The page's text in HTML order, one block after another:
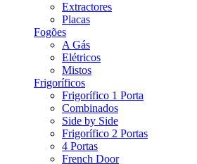
Extractores
Placas
Fogões
A Gás
Elétricos
Mistos
Frigoríficos
Frigorífico 1 Porta
Combinados
Side by Side
Frigorífico 2 Portas
4 Portas
French Door